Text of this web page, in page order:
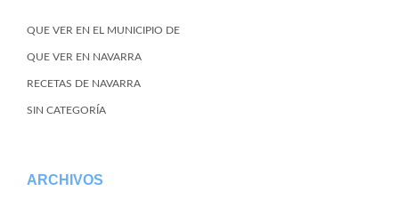
QUE VER EN EL MUNICIPIO DE
QUE VER EN NAVARRA
RECETAS DE NAVARRA
SIN CATEGORÍA
ARCHIVOS